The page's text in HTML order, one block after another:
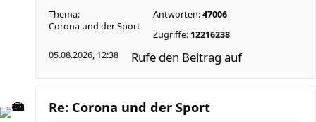
Thema:
Corona und der Sport
Antworten:47006
Zugriffe: 12216238
05.08.2026, 12:38
Rufe den Beitrag auf
Re: Corona und der Sport